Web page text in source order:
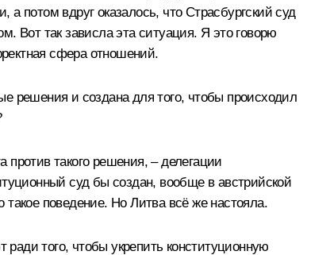
потом вдруг оказалось, что Страсбургский суд
Вот так зависла эта ситуация. Я это говорю
сфера отношений.
решения и создана для того, чтобы происходил
против такого решения, – делегации
суд бы создан, вообще в австрийской
поведение. Но Литва всё же настояла.
того, чтобы укрепить конституционную